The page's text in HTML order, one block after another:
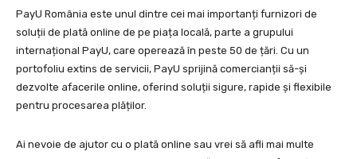
PayU România este unul dintre cei mai importanți furnizori de
soluții de plată online de pe piața locală, parte a grupului
internațional PayU, care operează în peste 50 de țări. Cu un
portofoliu extins de servicii, PayU sprijină comercianții să-și
dezvolte afacerile online, oferind soluții sigure, rapide și flexibile
pentru procesarea plăților.
Ai nevoie de ajutor cu o plată online sau vrei să afli mai multe